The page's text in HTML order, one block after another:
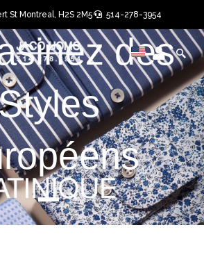
St Montreal, H2S 2M5 514-278-3954
User
User
des